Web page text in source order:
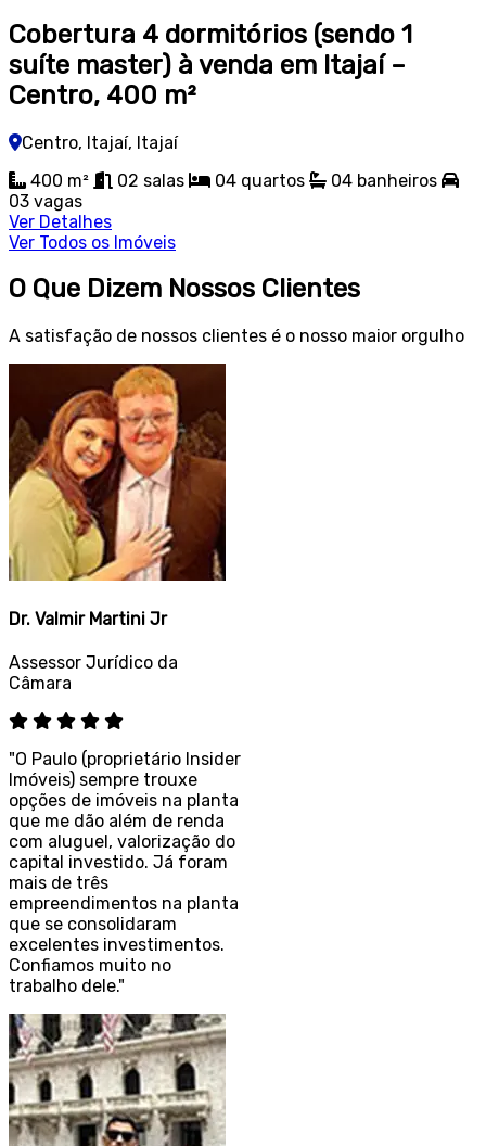
Cobertura 4 dormitórios (sendo 1
suíte master) à venda em Itajaí –
Centro, 400 m²
Centro, Itajaí, Itajaí
400 m²
02 salas 04 quartos 04 banheiros
03 vagas
Ver Detalhes
Ver Todos os Imóveis
O Que Dizem Nossos Clientes
A satisfação de nossos clientes é o nosso maior orgulho